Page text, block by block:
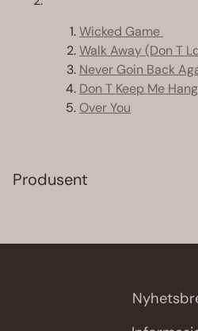
Wicked Game
Walk Away (Don T
Never Goin Back
Don T Keep Me
Over You
Produsent